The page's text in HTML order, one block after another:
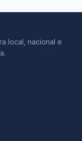
local, nacional e